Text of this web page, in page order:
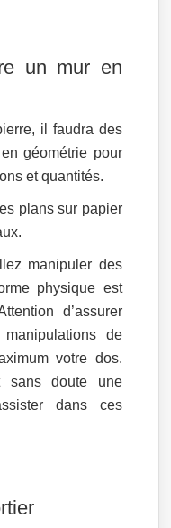
un mur en
il faudra des
géométrie pour
et quantités.
plans sur papier
manipuler des
physique est
d’assurer
de
votre dos.
sans doute une
dans ces